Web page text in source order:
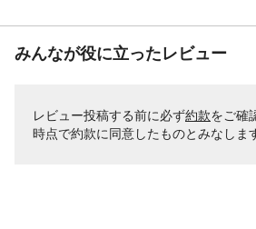
みんなが役に立ったレビュー
レビュー投稿する前に必ず約款をご確
時点で約款に同意したものとみなしま